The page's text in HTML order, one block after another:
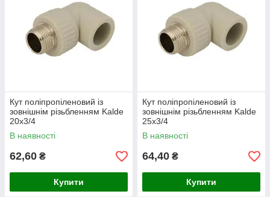
Кут поліпропіленовий із
зовнішнім різьбленням Kalde
20х3/4
В наявності
62,60 ₴
Купити
Кут поліпропіленовий із
зовнішнім різьбленням Kalde
25х3/4
В наявності
64,40 ₴
Купити